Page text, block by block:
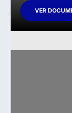
VER